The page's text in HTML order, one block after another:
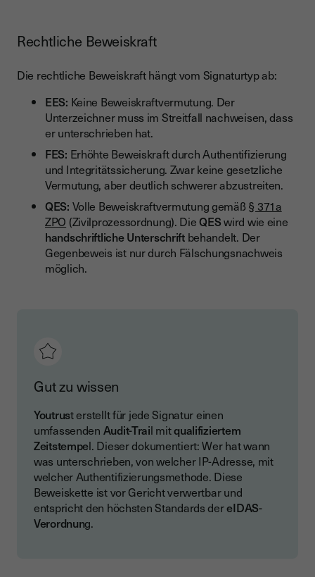
Rechtliche Beweiskraft
Die rechtliche Beweiskraft hängt vom Signaturtyp ab:
EES: Keine Beweiskraftvermutung. Der
Unterzeichner muss im Streitfall nachweisen, dass
er unterschrieben hat.
FES: Erhöhte Beweiskraft durch Authentifizierung
und Integritätssicherung. Zwar keine gesetzliche
Vermutung, aber deutlich schwerer abzustreiten.
QES: Volle Beweiskraftvermutung gemäß § 371a
ZPO (Zivilprozessordnung). DieQESwird wie eine
handschriftliche Unterschriftbehandelt. Der
Gegenbeweis ist nur durch Fälschungsnachweis
möglich.
Gut zu wissen
Youtrust erstellt für jede Signatur einen
umfassenden Audit-Trail mitqualifiziertem
Zeitstempel. Dieser dokumentiert: Wer hat wann
was unterschrieben, von welcher IP-Adresse, mit
welcher Authentifizierungsmethode. Diese
Beweiskette ist vor Gericht verwertbar und
entspricht den höchsten Standards dereIDAS-
Verordnung.